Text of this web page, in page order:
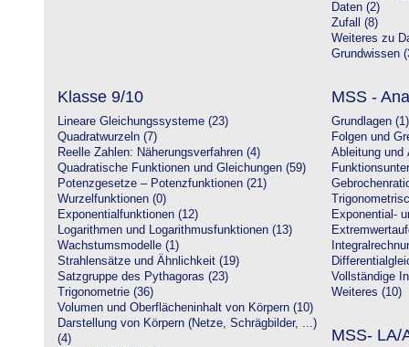
Daten (2)
Zufall (8)
Weiteres zu
Grundwissen
Klasse 9/10
Lineare Gleichungssysteme (23)
Quadratwurzeln (7)
Reelle Zahlen: Näherungsverfahren (4)
Quadratische Funktionen und Gleichungen (59)
Potenzgesetze – Potenzfunktionen (21)
Wurzelfunktionen (0)
Exponentialfunktionen (12)
Logarithmen und Logarithmusfunktionen (13)
Wachstumsmodelle (1)
Strahlensätze und Ähnlichkeit (19)
Satzgruppe des Pythagoras (23)
Trigonometrie (36)
Volumen und Oberflächeninhalt von Körpern (10)
Darstellung von Körpern (Netze, Schrägbilder, ...)
(4)
MSS -
Grundlagen (1)
Folgen und
Ableitung und
Exponential-
Vollständige
Weiteres (10)
MSS- LA/